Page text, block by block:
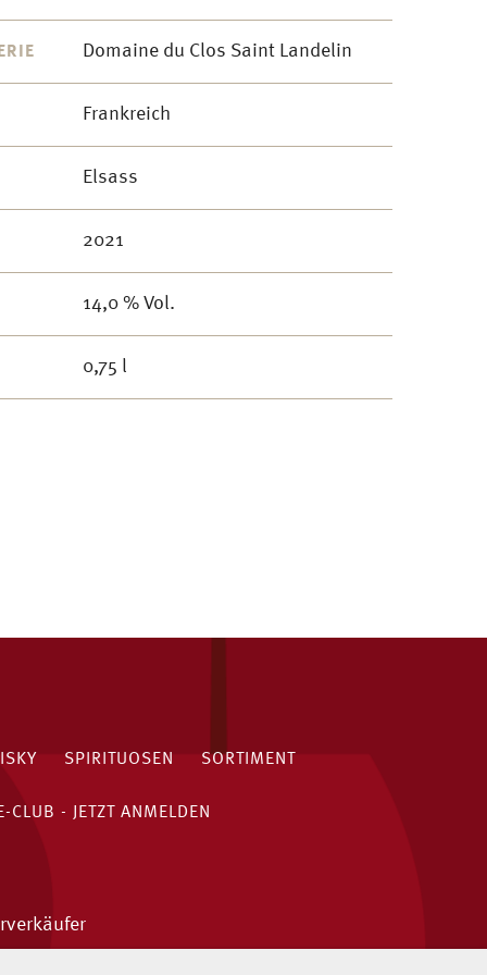
Domaine du Clos Saint Landelin
Frankreich
Elsass
2021
14,0 % Vol.
0,75 l
SPIRITUOSEN SORTIMENT
CLUB - JETZT ANMELDEN